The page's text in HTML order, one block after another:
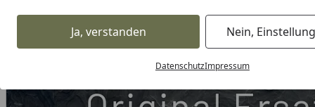
Ja, verstanden Nein,
DatenschutzImpressum
Weber Ersatzteil UI KNOB PG 25 BB (2402045)